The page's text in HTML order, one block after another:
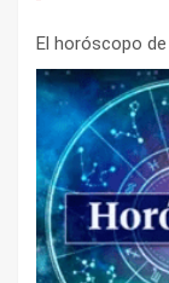
El horóscopo